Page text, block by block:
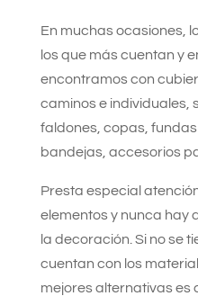
En muchas ocasiones,
los que más cuentan y
encontramos con
caminos e individuales,
faldones, copas,
bandejas, accesorios
Presta especial
elementos y nunca hay
la decoración. Si no se
cuentan con los
mejores alternativas es